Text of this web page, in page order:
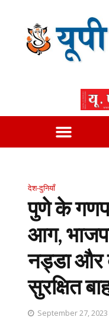
देश-दुनियाँ
पुणे के
आग,
नड्डा और
सुरक्षित
September 27, 2023